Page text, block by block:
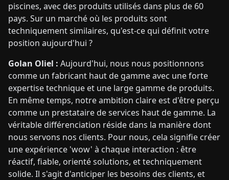
piscines, avec des produits utilisés dans plus de 60
pays. Sur un marché où les produits sont
techniquement similaires, qu'est-ce qui définit votre
position aujourd'hui ?
Golan Oliel : Aujourd'hui, nous nous positionnons
comme un fabricant haut de gamme avec une forte
expertise technique et une large gamme de produits.
En même temps, notre ambition claire est d'être perçu
comme un prestataire de services haut de gamme. La
véritable différenciation réside dans la manière dont
nous servons nos clients. Pour nous, cela signifie créer
une expérience 'wow' à chaque interaction : être
réactif, fiable, orienté solutions, et techniquement
solide. Il s'agit d'anticiper les besoins des clients, et